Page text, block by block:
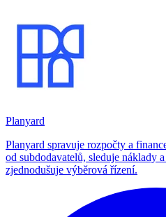
Planyard
Planyard spravuje rozpočty a
od subdodavatelů, sleduje náklady
zjednodušuje výběrová řízení.